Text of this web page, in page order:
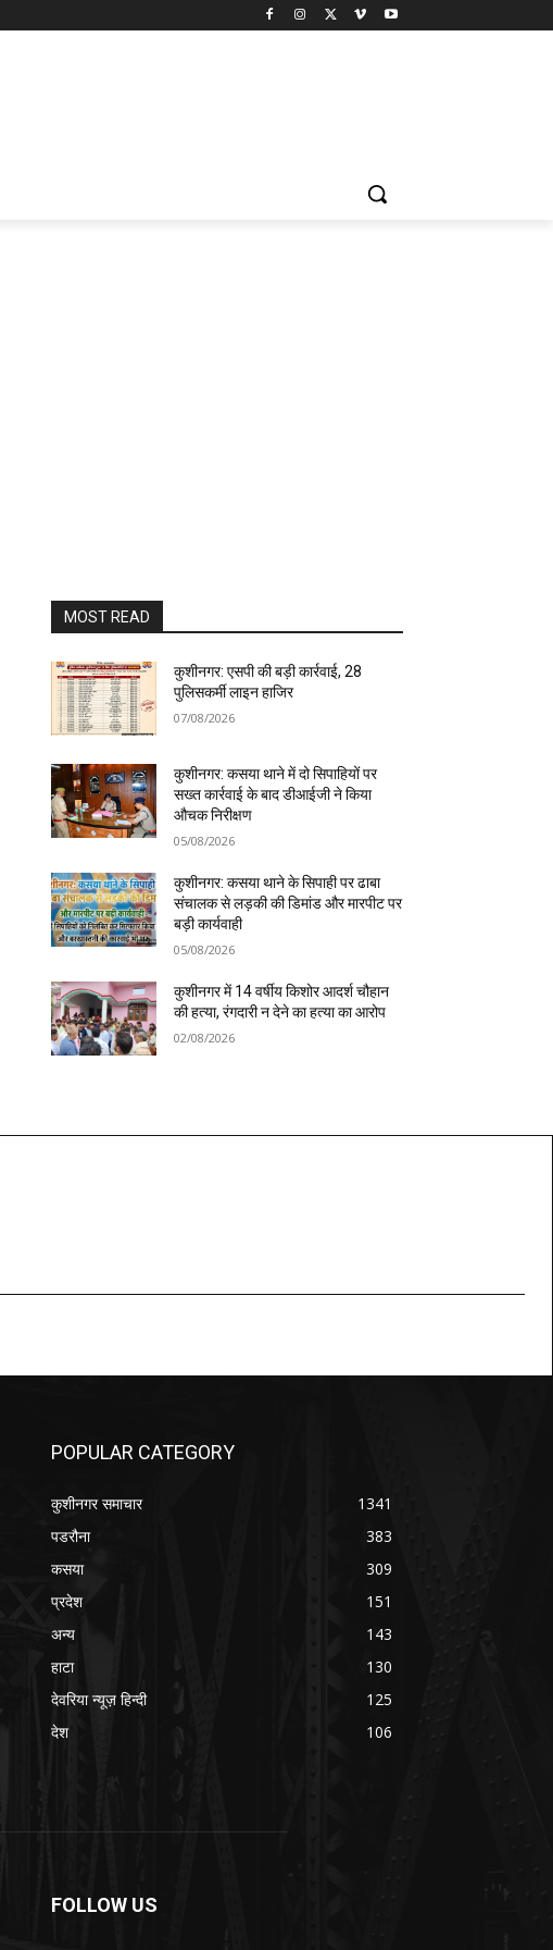
MOST READ
कुशीनगर: एसपी की बड़ी कार्रवाई, 28
पुलिसकर्मी लाइन हाजिर
07/08/2026
कुशीनगर: कसया थाने में दो सिपाहियों पर
सख्त कार्रवाई के बाद डीआईजी ने किया
औचक निरीक्षण
05/08/2026
कुशीनगर: कसया थाने के सिपाही पर ढाबा
संचालक से लड़की की डिमांड और मारपीट पर
बड़ी कार्यवाही
05/08/2026
कुशीनगर में 14 वर्षीय किशोर आदर्श चौहान
की हत्या, रंगदारी न देने का हत्या का आरोप
02/08/2026
POPULAR CATEGORY
कुशीनगर समाचार
1341
पडरौना
383
कसया
309
प्रदेश
151
अन्य
143
हाटा
130
देवरिया न्यूज़ हिन्दी
125
देश
106
FOLLOW US